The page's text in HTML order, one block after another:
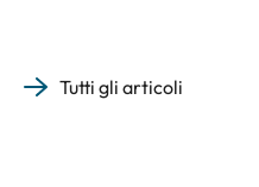
Tutti gli articoli